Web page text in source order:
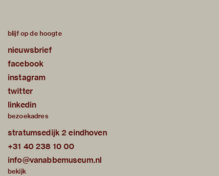
blijf op de hoogte
nieuwsbrief
facebook
instagram
twitter
linkedin
bezoekadres
stratumsedijk 2 eindhoven
+31 40 238 10 00
info@vanabbemuseum.nl
bekijk